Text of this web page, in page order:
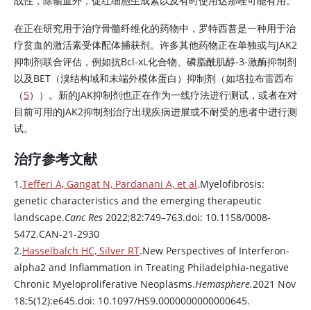
在正在研究用于治疗骨髓纤维化的药物中，罗特西普是一种用于治
疗贫血的激活素受体配体捕获剂。许多其他药物正在单独或与JAK2
抑制剂联合评估，例如抗Bcl-xL化合物、磷脂酰肌醇-3-激酶抑制剂
以及BET（溴结构域和末端外模体蛋白）抑制剂（如培拉布雷西布
（5））。新的JAK抑制剂也正在作为一线疗法进行测试，或者在对
目前可用的JAK2抑制剂治疗出现疾病进展或不耐受的患者中进行测
试。
治疗参考文献
1.Tefferi A, Gangat N, Pardanani A, et al.Myelofibrosis:
genetic characteristics and the emerging therapeutic
landscape.Canc Res 2022;82:749–763.doi: 10.1158/0008-
5472.CAN-21-2930
2.Hasselbalch HC, Silver RT.New Perspectives of Interferon-
alpha2 and Inflammation in Treating Philadelphia-negative
Chronic Myeloproliferative Neoplasms.Hemasphere.2021 Nov
18;5(12):e645.doi: 10.1097/HS9.0000000000000645.